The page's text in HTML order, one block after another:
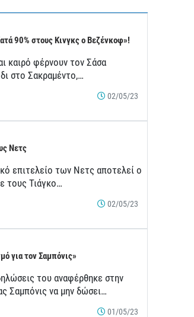
90% στους Κινγκς ο Βεζένκοφ»!
καιρό φέρνουν τον Σάσα
στο Σακραμέντο,…
02/05/23
Νετς
επιτελείο των Νετς αποτελεί ο
τους Τιάγκο…
02/05/23
για τον Σαμπόνις»
του αναφέρθηκε στην
Σαμπόνις να μην δώσει…
01/05/23